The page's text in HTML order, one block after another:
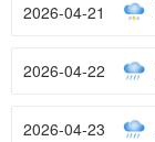
2026-04-21
2026-04-22
2026-04-23